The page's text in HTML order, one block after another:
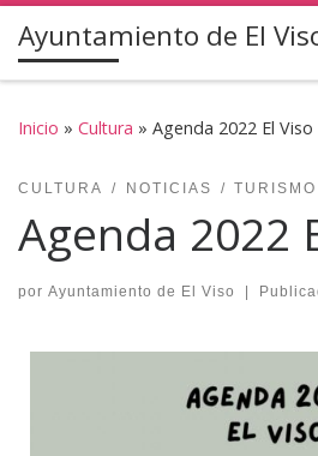
Saltar al contenido
Ayuntamiento de El
Inicio » Cultura » Agenda 2022 El Viso
CULTURA NOTICIAS TURISMO
Agenda 2022
por Ayuntamiento de El Viso |